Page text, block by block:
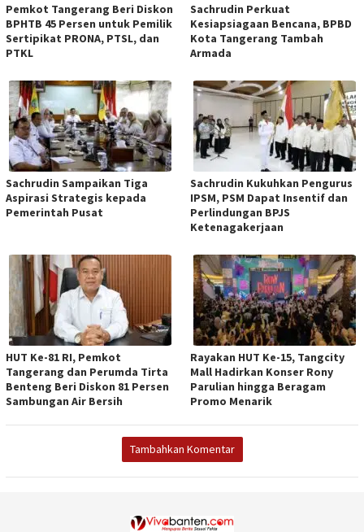
Pemkot Tangerang Beri Diskon
BPHTB 45 Persen untuk Pemilik
Sertipikat PRONA, PTSL, dan
PTKL
Sachrudin Perkuat
Kesiapsiagaan Bencana, BPBD
Kota Tangerang Tambah
Armada
Sachrudin Sampaikan Tiga
Aspirasi Strategis kepada
Pemerintah Pusat
Sachrudin Kukuhkan Pengurus
IPSM, PSM Dapat Insentif dan
Perlindungan BPJS
Ketenagakerjaan
HUT Ke-81 RI, Pemkot
Tangerang dan Perumda Tirta
Benteng Beri Diskon 81 Persen
Sambungan Air Bersih
Rayakan HUT Ke-15, Tangcity
Mall Hadirkan Konser Rony
Parulian hingga Beragam
Promo Menarik
Tambahkan Komentar